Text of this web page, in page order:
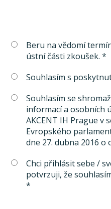
Beru na vědomí
ústní části zkoušek. *
Souhlasím s
Souhlasím se
informací a osobních
AKCENT IH Prague v
Evropského
dne 27. dubna 2016 o
Chci přihlásit sebe /
potvrzuji, že
*